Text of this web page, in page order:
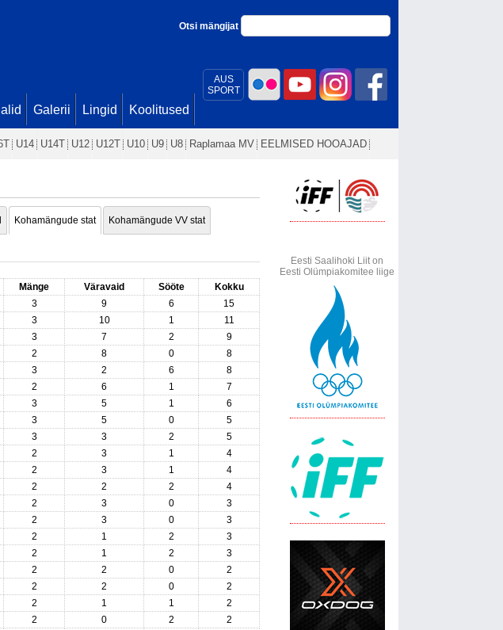
AUS
SPORT
Otsi mängijat
Galerii Lingid Koolitused
U14 U14T U12 U12T U10 U9 U8 Raplamaa MV EELMISED HOOAJAD
Kohamängude stat Kohamängude VV stat
Mänge Väravaid Sööte
Kokku
3 9 6
15
3 10 1
11
3 7 2
9
2 8 0
8
3 2 6
8
2 6 1
7
3 5 1
6
3 5 0
5
3 3 2
5
2 3 1
4
2 3 1
4
2 2 2
4
2 3 0
3
2 3 0
3
2 1 2
3
2 1 2
3
2 2 0
2
2 2 0
2
2 1 1
2
2 0 2
2
Eesti Saalihoki Liit on
Eesti Olümpiakomitee liige